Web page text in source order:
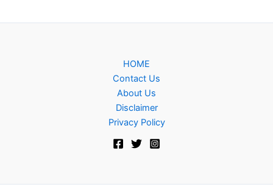
HOME
Contact Us
About Us
Disclaimer
Privacy Policy